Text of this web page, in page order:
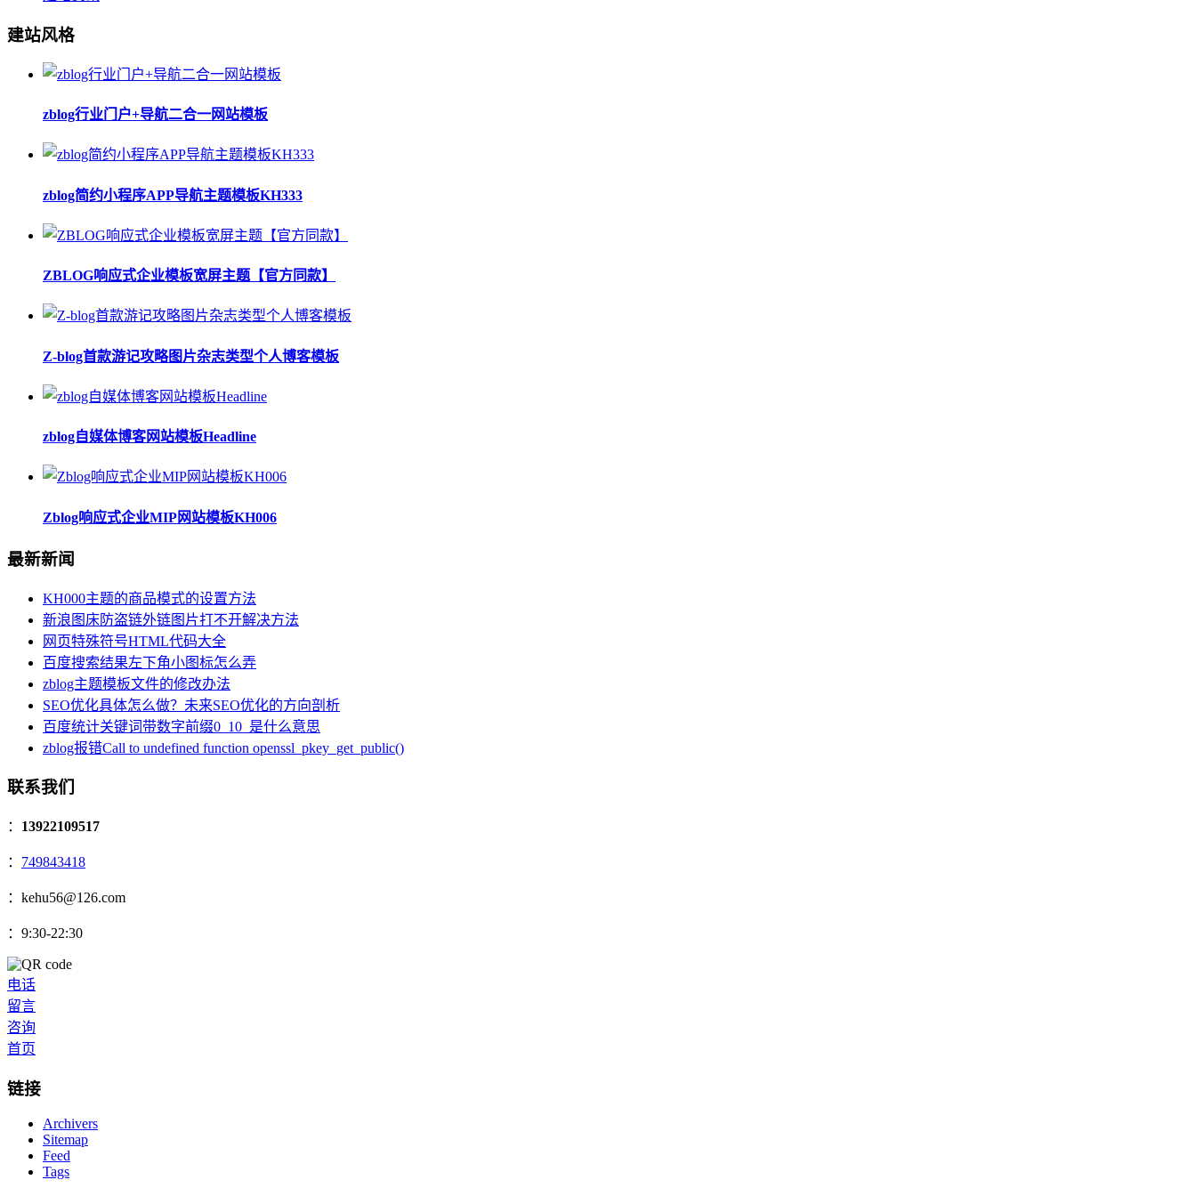
建站风格
zblog行业门户+导航二合一网站模板
zblog简约小程序APP导航主题模板KH333
ZBLOG响应式企业模板宽屏主题【官方同款】
Z-blog首款游记攻略图片杂志类型个人博客模板
zblog自媒体博客网站模板Headline
Zblog响应式企业MIP网站模板KH006
最新新闻
KH000主题的商品模式的设置方法
新浪图床防盗链外链图片打不开解决方法
网页特殊符号HTML代码大全
百度搜索结果左下角小图标怎么弄
zblog主题模板文件的修改办法
SEO优化具体怎么做？未来SEO优化的方向剖析
百度统计关键词带数字前缀0_10_是什么意思
zblog报错Call to undefined function openssl_pkey_get_public()
联系我们
： 13922109517
： 749843418
：kehu56@126.com
：9:30-22:30
电话
留言
咨询
首页
链接
Archivers
Sitemap
Feed
Tags